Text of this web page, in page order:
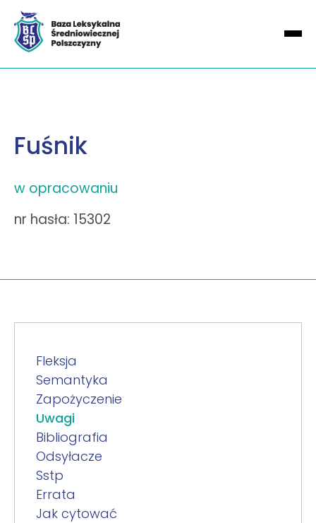
Fuśnik
w opracowaniu
nr hasła: 15302
Fleksja
Semantyka
Zapożyczenie
Uwagi
Bibliografia
Odsyłacze
Sstp
Errata
Jak cytować